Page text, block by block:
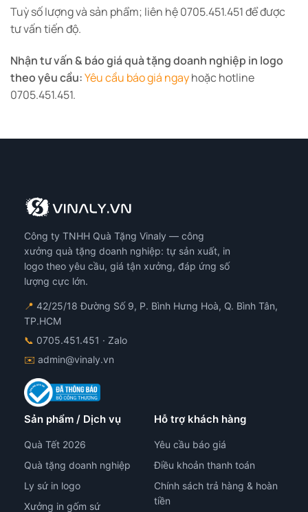
Tuỳ số lượng và sản phẩm; liên hệ 0705.451.451 để được
tư vấn tiến độ.
Nhận tư vấn & báo giá quà tặng doanh nghiệp in logo
theo yêu cầu:Yêu cầu báo giá ngayhoặc hotline
0705.451.451.
Công ty TNHH Quà Tặng Vinaly — công
xưởng quà tặng doanh nghiệp: tự sản xuất, in
logo theo yêu cầu, giá tận xưởng, đáp ứng số
lượng cực lớn.
📍 42/25/18 Đường Số 9, P. Bình Hưng Hoà, Q. Bình Tân,
TP.HCM
📞 0705.451.451 · Zalo
✉️ admin@vinaly.vn
Sản phẩm / Dịch vụ
Quà Tết 2026
Quà tặng doanh nghiệp
Ly sứ in logo
Xưởng in gốm sứ
Hỗ trợ khách hàng
Yêu cầu báo giá
Điều khoản thanh toán
Chính sách trả hàng & hoàn
tiền